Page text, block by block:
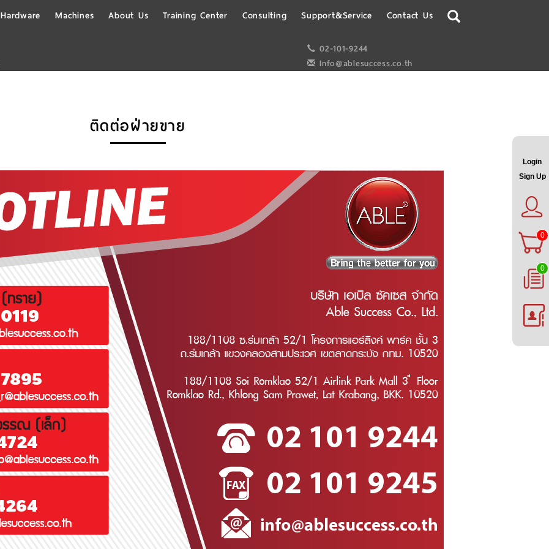
Hardware Machines About Us Training Center Consulting Support&Service Contact Us
02-101-9244
Info@ablesuccess.co.th
ติดต่อฝ่ายขาย
Login
Sign Up
0
0